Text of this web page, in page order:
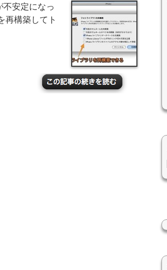
不安定になっ
再構築してト